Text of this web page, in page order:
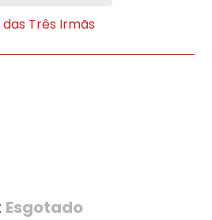
Três Irmãs
Esgotado